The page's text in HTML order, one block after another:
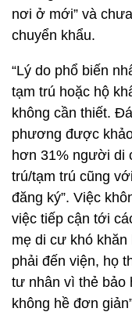
nơi ở mới” và
chuyển khẩu.
“Lý do phổ biến
tạm trú hoặc hộ
không cần thiết.
phương được
hơn 31% người di
trú/tạm trú cũng
đăng ký”. Việc
việc tiếp cận tới
mẹ di cư khó
phải đến viện, họ
tư nhân vì thẻ bảo
không hề đơn